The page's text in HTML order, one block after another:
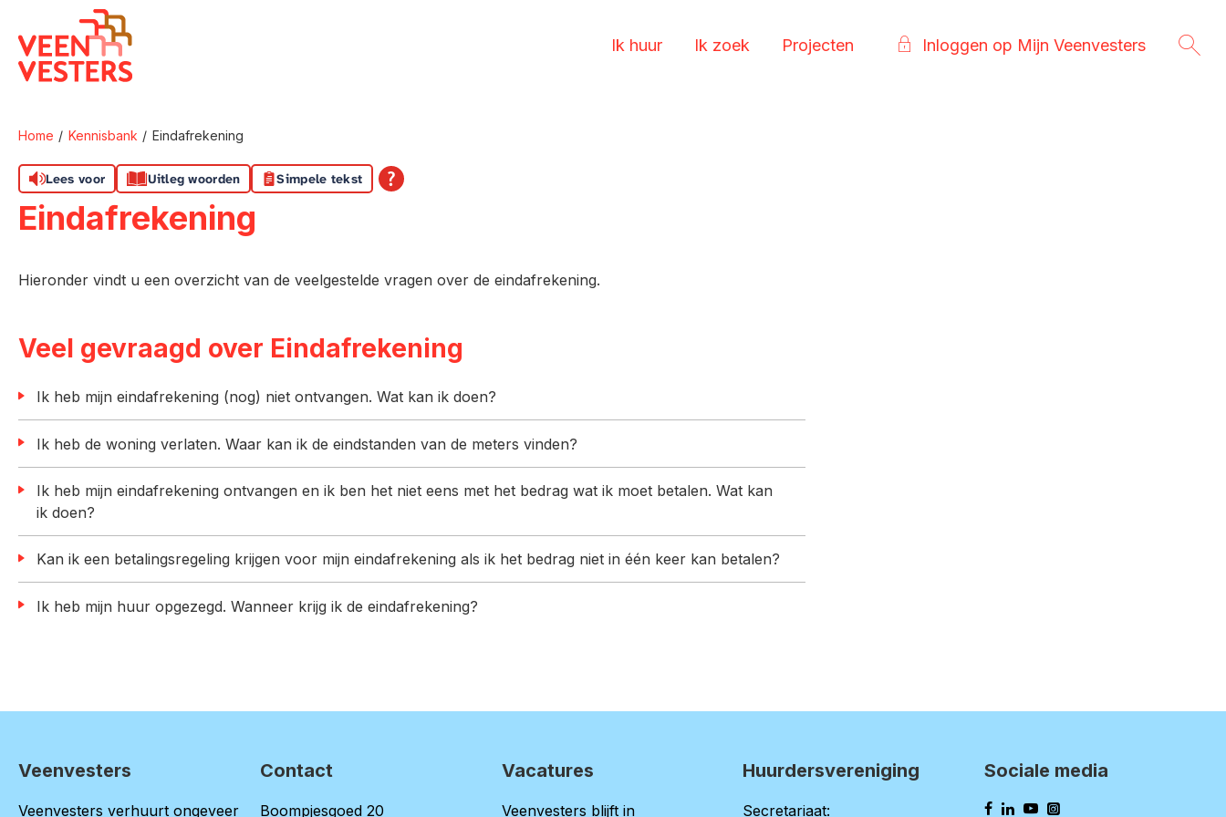
Naar hoofdinhoud
Naar hoofdnavigatiemenu
Naar zoeken
Naar de homepage
Ik huur Ik zoek Projecten Inloggen op Mijn Veenvesters
Home Kennisbank Eindafrekening
Lees voor Uitleg woorden Simpele tekst
Eindafrekening
Hieronder vindt u een overzicht van de veelgestelde vragen over de eindafrekening.
Veel gevraagd over Eindafrekening
Ik heb mijn eindafrekening (nog) niet ontvangen. Wat kan ik doen?
Ik heb de woning verlaten. Waar kan ik de eindstanden van de meters vinden?
Ik heb mijn eindafrekening ontvangen en ik ben het niet eens met het bedrag wat ik moet betalen. Wat kan
ik doen?
Kan ik een betalingsregeling krijgen voor mijn eindafrekening als ik het bedrag niet in één keer kan betalen?
Ik heb mijn huur opgezegd. Wanneer krijg ik de eindafrekening?
Contactinformatie
Veenvesters
Veenvesters verhuurt ongeveer
Contact
Boompjesgoed 20
Vacatures
Veenvesters blijft in
Huurdersvereniging
Secretariaat:
Sociale media